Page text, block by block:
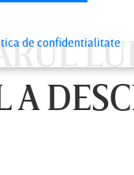
LUI
A
de confidentialitate